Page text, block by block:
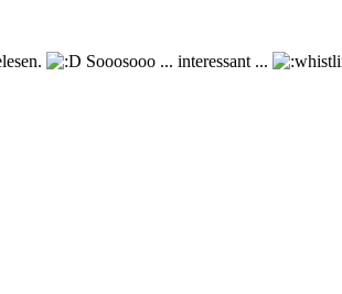
Sooosooo ... interessant ...